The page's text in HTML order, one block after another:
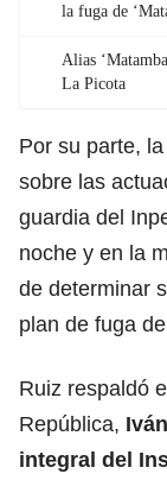
la fuga de
Alias
La Picota
Por su parte,
sobre las
guardia del
noche y en la
de determinar
plan de fuga de
Ruiz respaldó
República,
integral del